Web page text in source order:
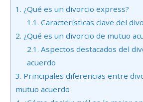
1. ¿Qué es un divorcio express?
1.1. Características clave del
2. ¿Qué es un divorcio de mutuo
2.1. Aspectos destacados del
acuerdo
3. Principales diferencias entre
mutuo acuerdo